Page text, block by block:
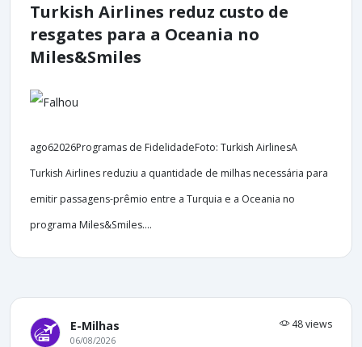
Turkish Airlines reduz custo de
resgates para a Oceania no
Miles&Smiles
ago62026Programas de FidelidadeFoto: Turkish AirlinesA
Turkish Airlines reduziu a quantidade de milhas necessária para
emitir passagens-prêmio entre a Turquia e a Oceania no
programa Miles&Smiles....
E-Milhas 48 views
06/08/2026